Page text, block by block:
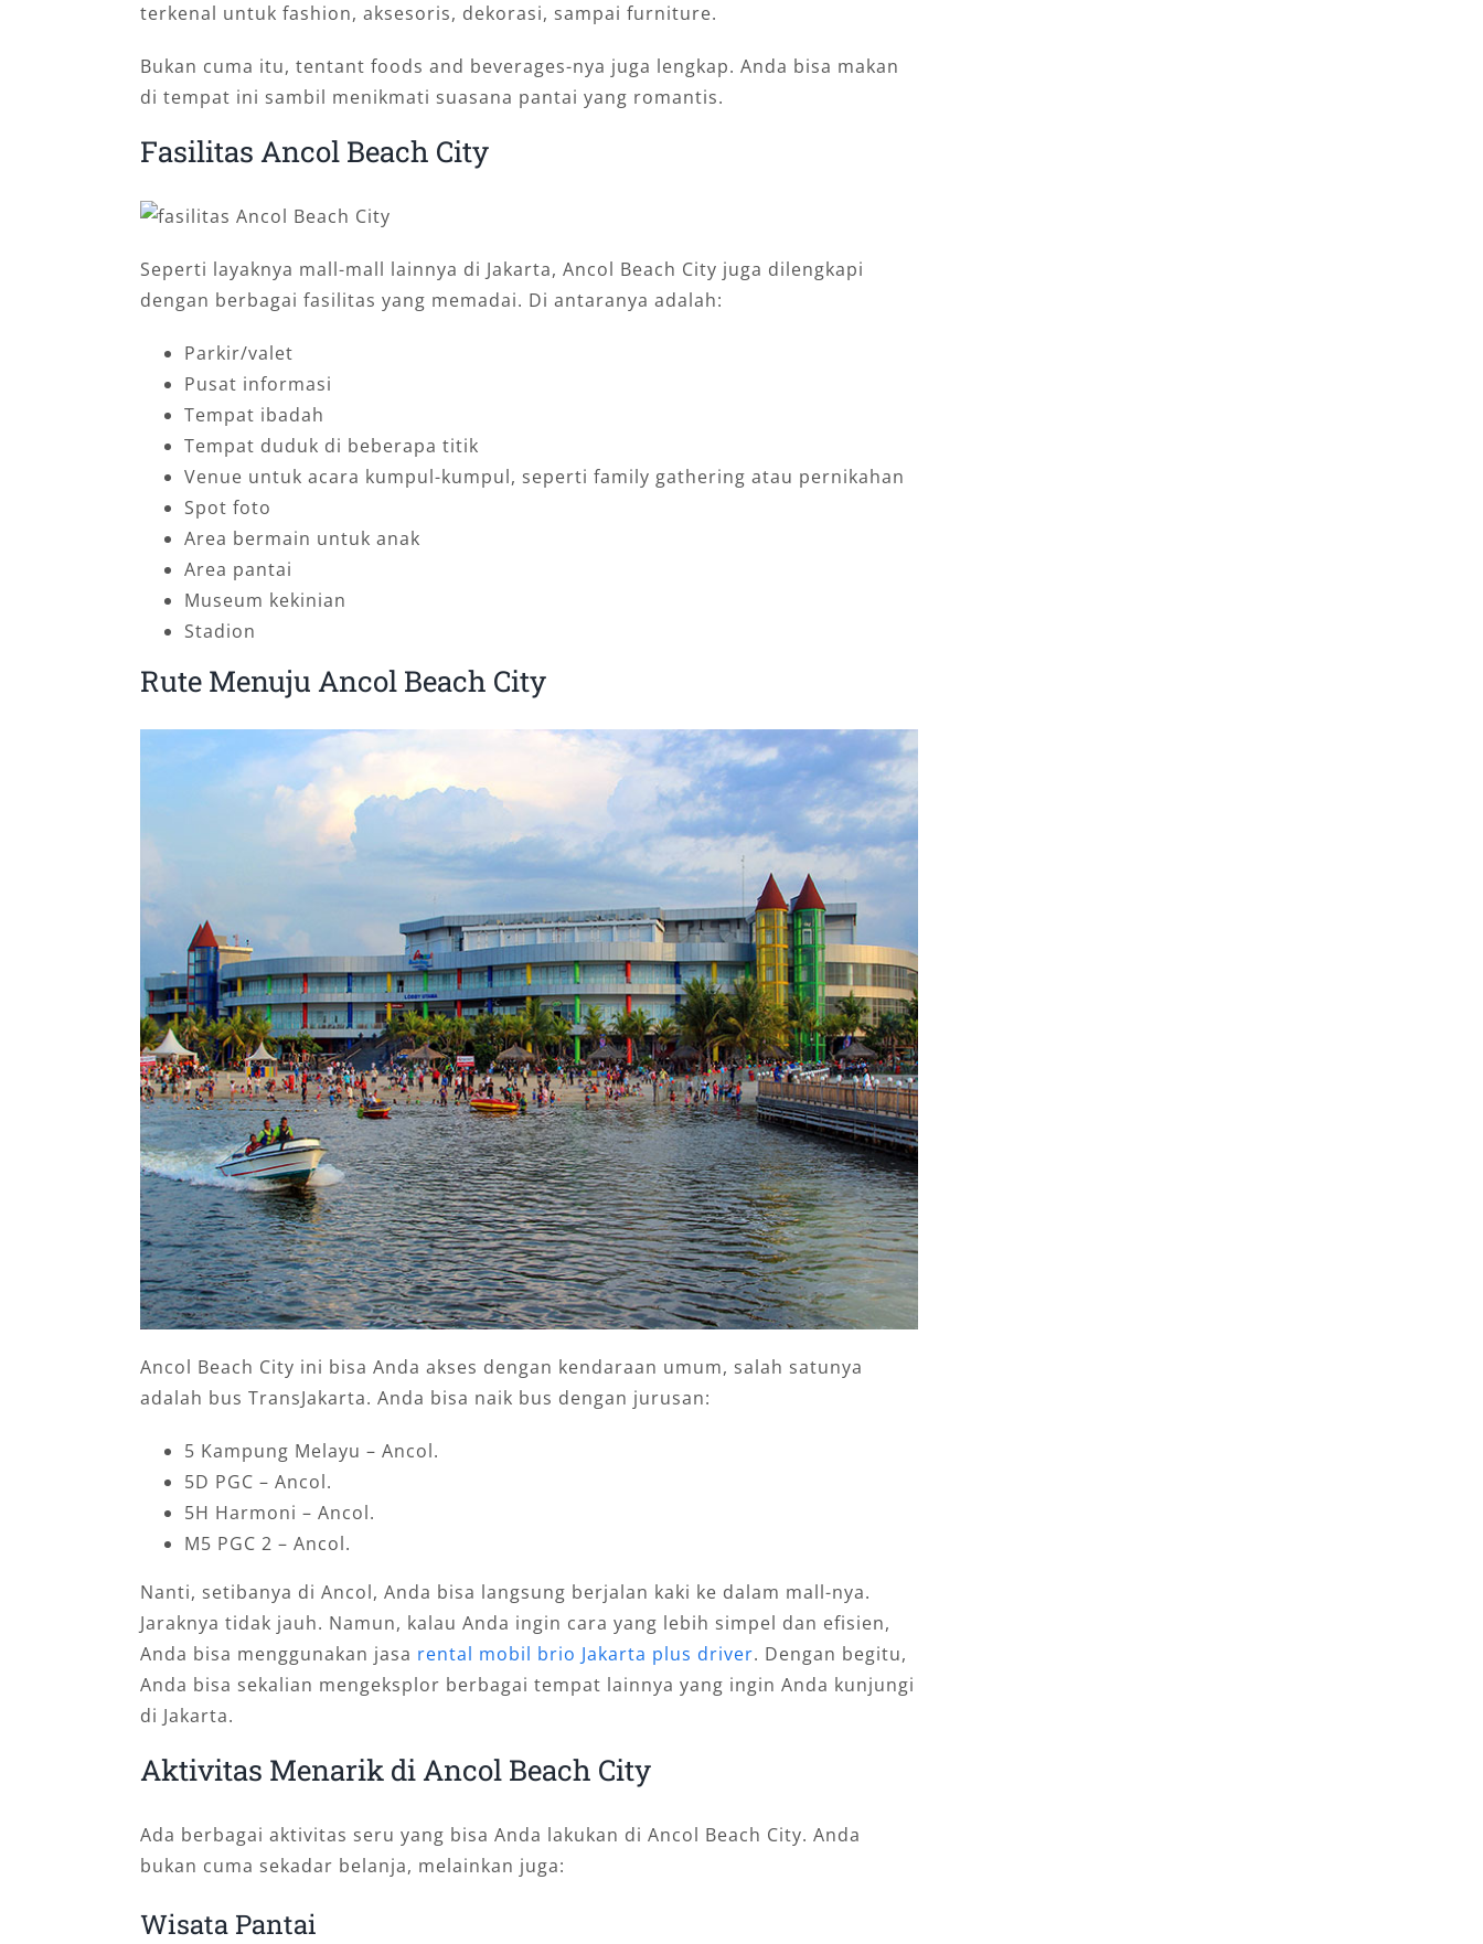
terkenal untuk fashion, aksesoris, dekorasi, sampai furniture.
Bukan cuma itu, tentant foods and beverages-nya juga lengkap. Anda bisa makan
di tempat ini sambil menikmati suasana pantai yang romantis.
Fasilitas Ancol Beach City
Seperti layaknya mall-mall lainnya di Jakarta, Ancol Beach City juga dilengkapi
dengan berbagai fasilitas yang memadai. Di antaranya adalah:
Parkir/valet
Pusat informasi
Tempat ibadah
Tempat duduk di beberapa titik
Venue untuk acara kumpul-kumpul, seperti family gathering atau pernikahan
Spot foto
Area bermain untuk anak
Area pantai
Museum kekinian
Stadion
Rute Menuju Ancol Beach City
Ancol Beach City ini bisa Anda akses dengan kendaraan umum, salah satunya
adalah bus TransJakarta. Anda bisa naik bus dengan jurusan:
5 Kampung Melayu – Ancol.
5D PGC – Ancol.
5H Harmoni – Ancol.
M5 PGC 2 – Ancol.
Nanti, setibanya di Ancol, Anda bisa langsung berjalan kaki ke dalam mall-nya.
Jaraknya tidak jauh. Namun, kalau Anda ingin cara yang lebih simpel dan efisien,
Anda bisa menggunakan jasa rental mobil brio Jakarta plus driver. Dengan begitu,
Anda bisa sekalian mengeksplor berbagai tempat lainnya yang ingin Anda kunjungi
di Jakarta.
Aktivitas Menarik di Ancol Beach City
Ada berbagai aktivitas seru yang bisa Anda lakukan di Ancol Beach City. Anda
bukan cuma sekadar belanja, melainkan juga:
Wisata Pantai